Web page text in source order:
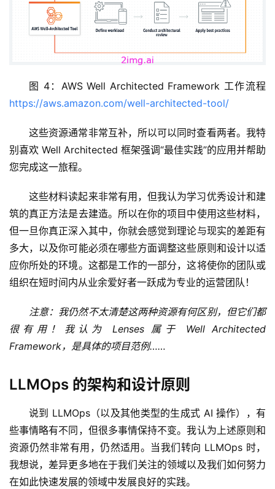
量
化
绘
梦
熵
绘
梦
字
梦
青
龙
图 4：AWS Well Architected Framework 工作流程
https://aws.amazon.com/well-architected-tool/
这些资源通常非常互补，所以可以同时查看两者。我特
别喜欢 Well Architected 框架强调“最佳实践”的应用并帮助
您完成这一旅程。
这些材料读起来非常有用，但我认为学习优秀设计和建
筑的真正方法是去建造。所以在你的项目中使用这些材料，
但一旦你真正深入其中，你就会感觉到理论与现实的差距有
多大，以及你可能必须在哪些方面调整这些原则和设计以适
应你所处的环境。这都是工作的一部分，这将使你的团队或
组织在短时间内从业余爱好者一跃成为专业的运营团队！
注意：我仍然不太清楚这两种资源有何区别，但它们都
很有用！我认为 Lenses 属于 Well Architected
Framework，是具体的项目范例……
LLMOps 的架构和设计原则
说到 LLMOps（以及其他类型的生成式 AI 操作），有
些事情略有不同，但很多事情保持不变。我认为上述原则和
资源仍然非常有用，仍然适用。当我们转向 LLMOps 时，
我想说，差异更多地在于我们关注的领域以及我们如何努力
在如此快速发展的领域中发展良好的实践。